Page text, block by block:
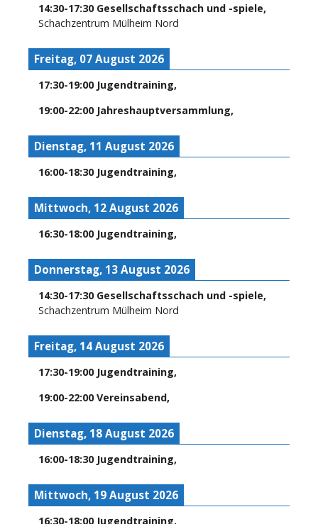
14:30-17:30 Gesellschaftsschach und -spiele,
Schachzentrum Mülheim Nord
Freitag, 07 August 2026
17:30-19:00 Jugendtraining,
19:00-22:00 Jahreshauptversammlung,
Dienstag, 11 August 2026
16:00-18:30 Jugendtraining,
Mittwoch, 12 August 2026
16:30-18:00 Jugendtraining,
Donnerstag, 13 August 2026
14:30-17:30 Gesellschaftsschach und -spiele,
Schachzentrum Mülheim Nord
Freitag, 14 August 2026
17:30-19:00 Jugendtraining,
19:00-22:00 Vereinsabend,
Dienstag, 18 August 2026
16:00-18:30 Jugendtraining,
Mittwoch, 19 August 2026
16:30-18:00 Jugendtraining,